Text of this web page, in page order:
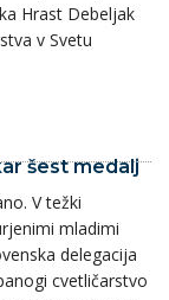
Hrast Debeljak
v Svetu
šest medalj
V težki
mladimi
delegacija
cvetličarstvo